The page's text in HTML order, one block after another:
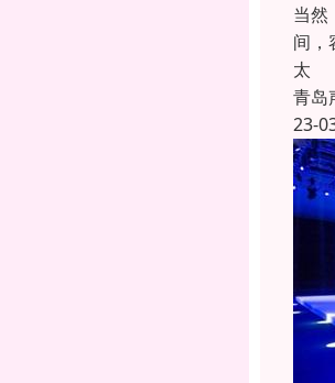
当然
间，
太
青岛
23-